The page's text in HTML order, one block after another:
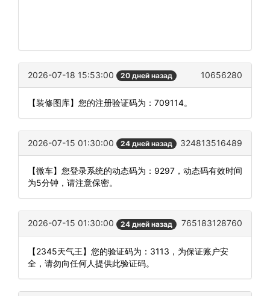
2026-07-18 15:53:00 20 дней назад 10656280
【装修图库】您的注册验证码为：709114。
2026-07-15 01:30:00 24 дней назад 324813516489
【微车】您登录系统的动态码为：9297，动态码有效时间
为5分钟，请注意保密。
2026-07-15 01:30:00 24 дней назад 765183128760
【2345天气王】您的验证码为：3113，为保证账户安
全，请勿向任何人提供此验证码。